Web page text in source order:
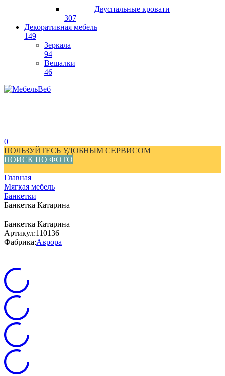
Двуспальные кровати
307
Декоративная мебель
149
Зеркала
94
Вешалки
46
0
ПОЛЬЗУЙТЕСЬ УДОБНЫМ СЕРВИСОМ
ПОИСК ПО ФОТО
Главная
Мягкая мебель
Банкетки
Банкетка Катарина
Банкетка Катарина
Артикул:110136
Фабрика:Аврора